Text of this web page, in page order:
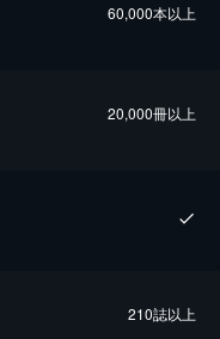
60,000本以上
20,000冊以上
210誌以上